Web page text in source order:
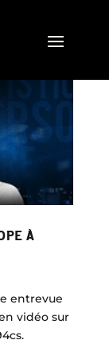
À
entrevue
vidéo sur